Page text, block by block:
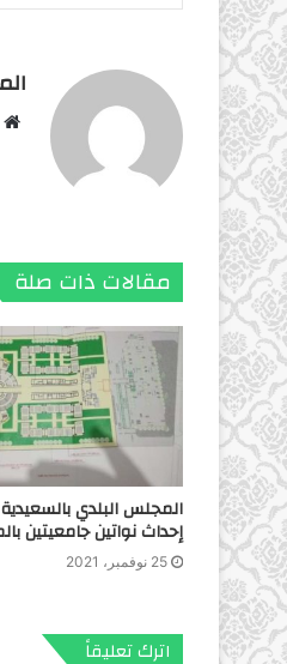
مقالات ذات صلة
المجلس البلدي
إحداث نواتين جامعيتين
25 نوفمبر، 2021
اترك تعليقاً